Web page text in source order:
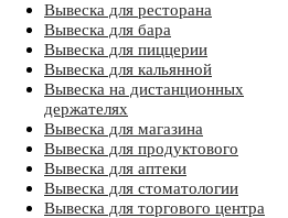
Вывеска для ресторана
Вывеска для бара
Вывеска для пиццерии
Вывеска для кальянной
Вывеска на дистанционных
держателях
Вывеска для магазина
Вывеска для продуктового
Вывеска для аптеки
Вывеска для стоматологии
Вывеска для торгового центра